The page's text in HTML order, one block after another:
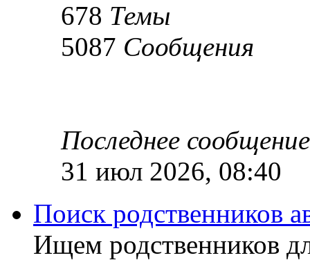
678 Темы
5087 Сообщения
Последнее сообщение
31 июл 2026, 08:40
Поиск родственников
Ищем родственников